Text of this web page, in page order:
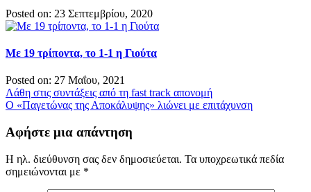
Posted on: 23 Σεπτεμβρίου, 2020
Με 19 τρίποντα, το 1-1 η Γιούτα
Posted on: 27 Μαΐου, 2021
Πλοήγηση
άρθρων
Λάθη στις συντάξεις από τη fast track απονομή
O «Παγετώνας της Αποκάλυψης» λιώνει με επιτάχυνση
Αφήστε μια απάντηση
Η ηλ. διεύθυνση σας δεν δημοσιεύεται. Τα υποχρεωτικά πεδία
σημειώνονται με *